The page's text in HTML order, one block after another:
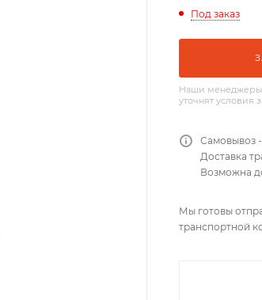
Под заказ
Наши менеджеры
уточнят условия
Самовывоз
Доставка
Возможна
Мы готовы
транспортной